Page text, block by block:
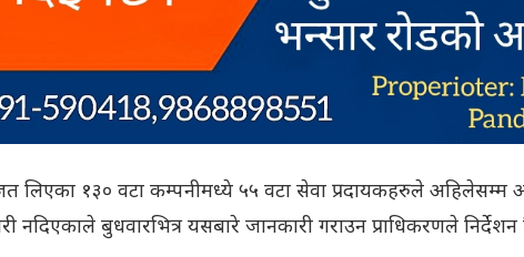
लिएका १३० वटा कम्पनीमध्ये ५५ वटा सेवा प्रदायकहरुले अहिलेसम्म
नदिएकाले बुधवारभित्र यसबारे जानकारी गराउन प्राधिकरणले निर्देशन